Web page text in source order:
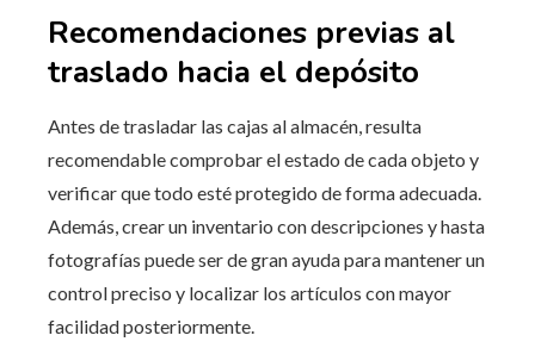
Recomendaciones previas al
traslado hacia el depósito
Antes de trasladar las cajas al almacén, resulta
recomendable comprobar el estado de cada objeto y
verificar que todo esté protegido de forma adecuada.
Además, crear un inventario con descripciones y hasta
fotografías puede ser de gran ayuda para mantener un
control preciso y localizar los artículos con mayor
facilidad posteriormente.